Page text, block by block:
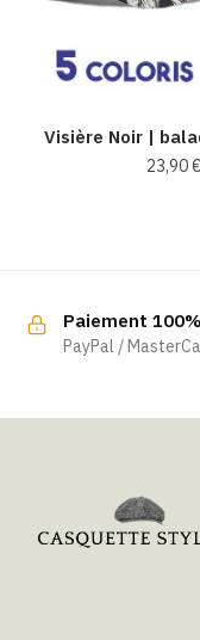
Visière Noir |
23,90€
la
Paiement
PayPal /